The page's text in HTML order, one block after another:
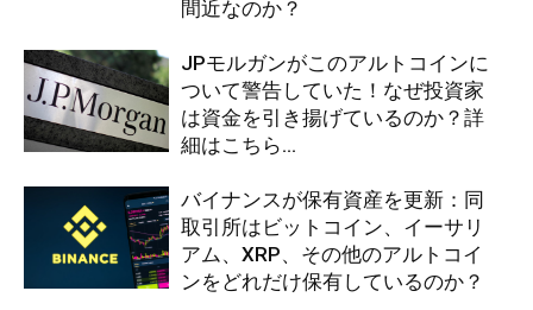
間近なのか？
JPモルガンがこのアルトコインに
ついて警告していた！なぜ投資家
は資金を引き揚げているのか？詳
細はこちら…
バイナンスが保有資産を更新：同
取引所はビットコイン、イーサリ
アム、XRP、その他のアルトコイ
ンをどれだけ保有しているのか？